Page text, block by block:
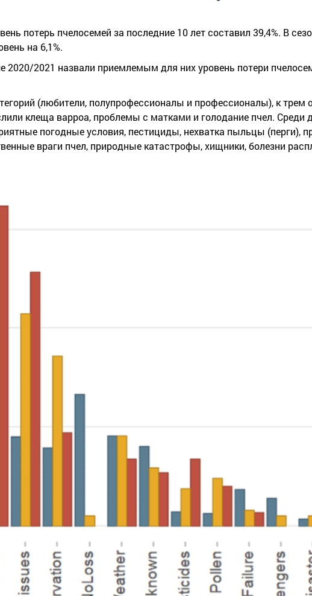
потерь пчелосемей за последние 10 лет составил 39,4%. В
на 6,1%.
2020/2021 назвали приемлемым для них уровень потери
(любители, полупрофессионалы и профессионалы), к
клеща варроа, проблемы с матками и голодание пчел. Среди
погодные условия, пестициды, нехватка пыльцы (перги),
враги пчел, природные катастрофы, хищники, болезни